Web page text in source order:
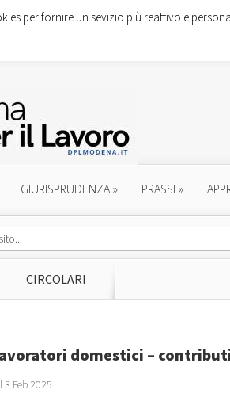
GIURISPRUDENZA» PRASSI »
CIRCOLARI
domestici –
3 Feb 2025
per fornire un sevizio più reattivo e